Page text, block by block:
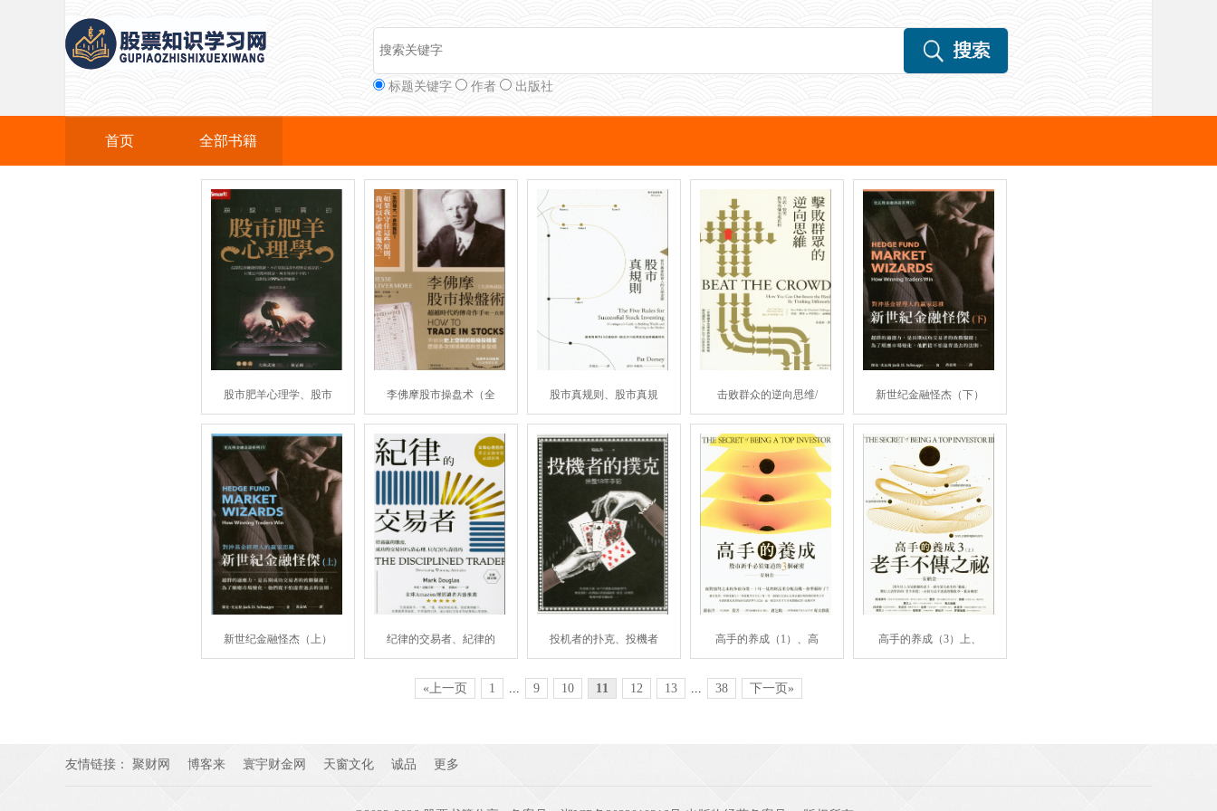
标题关键字 作者 出版社
首页 全部书籍
股市肥羊心理学、股市 李佛摩股市操盘术（全 股市真规则、股市真規 击败群众的逆向思维/ 新世纪金融怪杰（下）
新世纪金融怪杰（上） 纪律的交易者、紀律的 投机者的扑克、投機者 高手的养成（1）、高 高手的养成（3）上、
«上一页 1 ... 9 10 11 12 13 ... 38 下一页»
友情链接： 聚财网 博客来 寰宇财金网 天窗文化 诚品 更多